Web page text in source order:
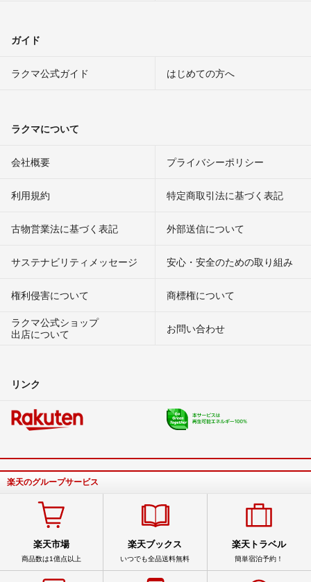
ガイド
ラクマ公式ガイド はじめての方へ
ラクマについて
会社概要 プライバシーポリシー
利用規約 特定商取引法に基づく表記
古物営業法に基づく表記 外部送信について
サステナビリティメッセージ 安心・安全のための取り組み
権利侵害について
商標権について
ラクマ公式ショップ
出店について
お問い合わせ
リンク
楽天のグループサービス
楽天市場
商品数は1億点以上
楽天ブックス
いつでも全品送料無料
楽天トラベル
簡単宿泊予約！